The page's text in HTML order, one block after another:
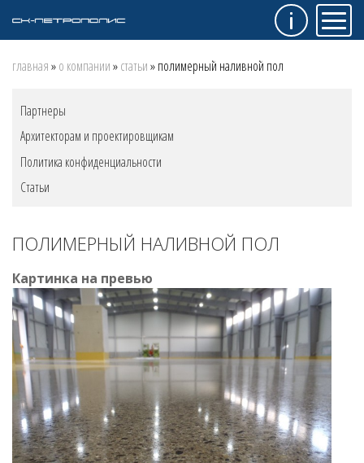
Инфо
Строка
навигации
главная о компании статьи полимерный наливной пол
Меню
"О
компании"
Партнеры
Архитекторам и проектировщикам
Политика конфиденциальности
Статьи
ПОЛИМЕРНЫЙ НАЛИВНОЙ ПОЛ
Картинка на превью